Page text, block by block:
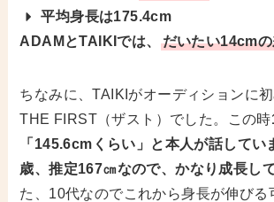
平均身長は175.4cm
ADAMとTAIKIでは、
だいたい14cm
ちなみに、TAIKIがオーディションに
THE FIRST（ザスト）でした。この時
「145.6cmくらい」と本人が話してい
歳、推定167㎝なので、かなり成長し
た、10代なのでこれから身長が伸びる